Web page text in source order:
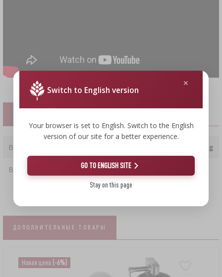
Вес 0.15 kg
Вид
оболочки
ДОПОЛНИТЕЛЬНЫЕ ТОВАРЫ
Новая цена (-6%)
Switch to English version
Your browser is set to English. Switch to the English
version of our site for a better experience.
GO TO ENGLISH SITE
Stay on this page